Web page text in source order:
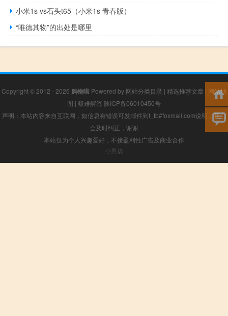
小米1s vs石头t65（小米1s 青春版）
“唯德其物”的出处是哪里
Copyright © 2012 - 2026 购物啦 Powered by 网站分类目录 | 精选推荐文章 | 网站地
图 | 疑难解答 陕ICP备06010450号
声明：本站内容来自互联网，如信息有错误可发邮件到f_fb#foxmail.com说明，我们
会及时纠正，谢谢
本站仅为个人兴趣爱好，不接盈利性广告及商业合作
小男孩